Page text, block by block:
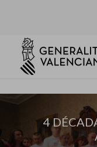
4 DÉCADAS EN LA
4